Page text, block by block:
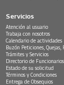
Servicios
Atención al usuario
Trabaja con nosotros
Calendario de actividades
Buzón Peticiones, Quejas,
Trámites y Servicios
Directorio de Funcionarios
Estado de su solicitud
Términos y Condiciones
Entrega de Obsequios